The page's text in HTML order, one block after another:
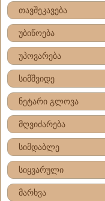
თავშეკავება
უბიწოება
უპოვარება
სიმშვიდე
ნეტარი გლოვა
მღვიძარება
სიმდაბლე
სიყვარული
მარხვა